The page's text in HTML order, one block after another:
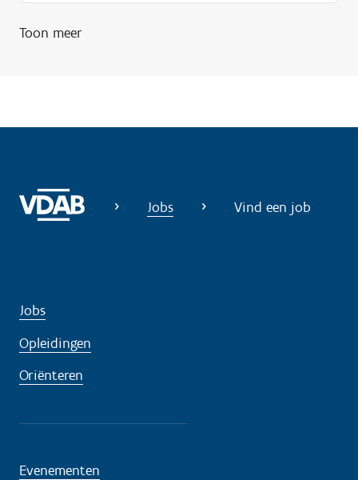
Toon meer
Jobs Vind een job
Jobs
Opleidingen
Oriënteren
Evenementen